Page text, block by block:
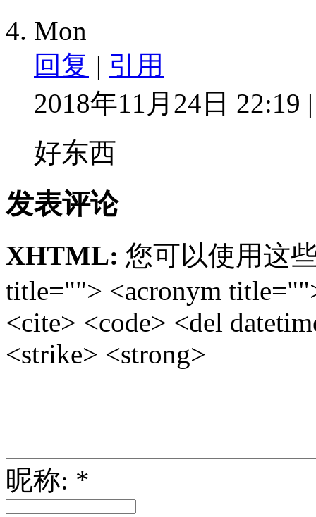
Mon
回复 | 引用
2018年11月24日 22:19
好东西
发表评论
XHTML: 您可以使用这
title=""> <acronym
<cite> <code> <del
<strike> <strong>
昵称: *